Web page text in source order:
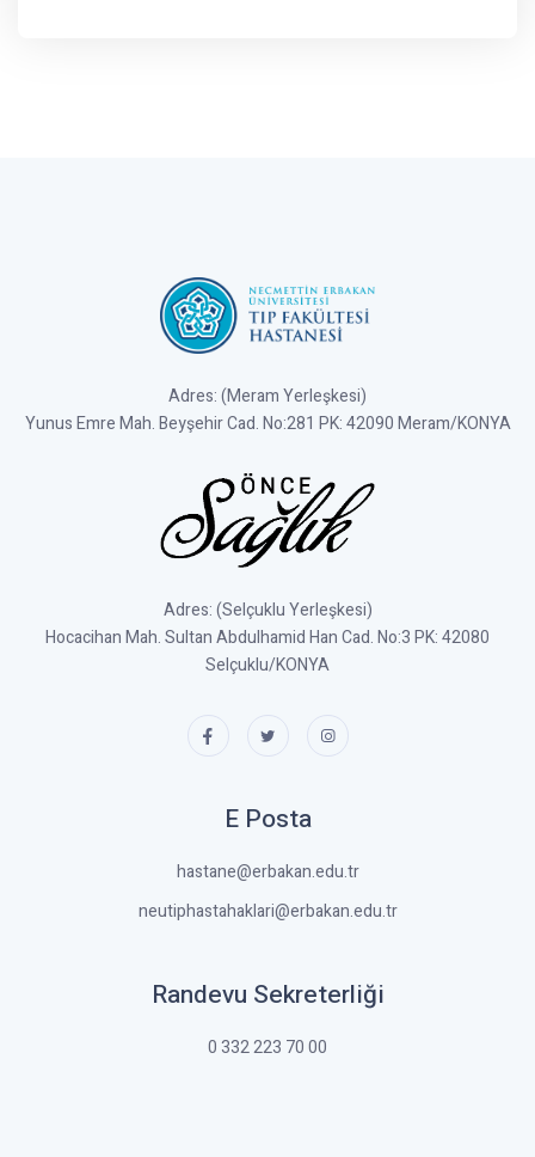
Adres: (Meram Yerleşkesi)
Yunus Emre Mah. Beyşehir Cad. No:281 PK: 42090 Meram/KONYA
Adres: (Selçuklu Yerleşkesi)
Hocacihan Mah. Sultan Abdulhamid Han Cad. No:3 PK: 42080
Selçuklu/KONYA
E Posta
hastane@erbakan.edu.tr
neutiphastahaklari@erbakan.edu.tr
Randevu Sekreterliği
0 332 223 70 00